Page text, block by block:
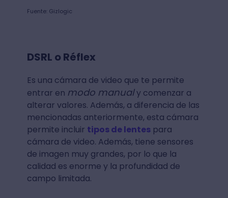
Fuente: Gizlogic
DSRL o Réflex
Es una cámara de video que te permite
entrar enmodo manual